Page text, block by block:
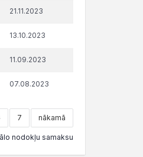
21.11.2023
13.10.2023
11.09.2023
07.08.2023
7 nākamā
nodokļu samaksu